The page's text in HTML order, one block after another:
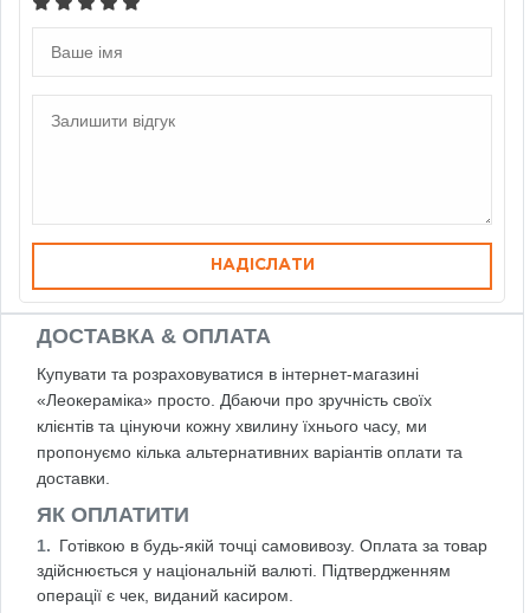
НАДІСЛАТИ
ДОСТАВКА & ОПЛАТА
Купувати та розраховуватися в інтернет-магазині
«Леокераміка» просто. Дбаючи про зручність своїх
клієнтів та цінуючи кожну хвилину їхнього часу, ми
пропонуємо кілька альтернативних варіантів оплати та
доставки.
ЯК ОПЛАТИТИ
Готівкою в будь-якій точці самовивозу. Оплата за товар
здійснюється у національній валюті. Підтвердженням
операції є чек, виданий касиром.